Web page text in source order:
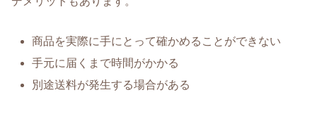
商品を実際に手にとって確かめることができない
手元に届くまで時間がかかる
別途送料が発生する場合がある